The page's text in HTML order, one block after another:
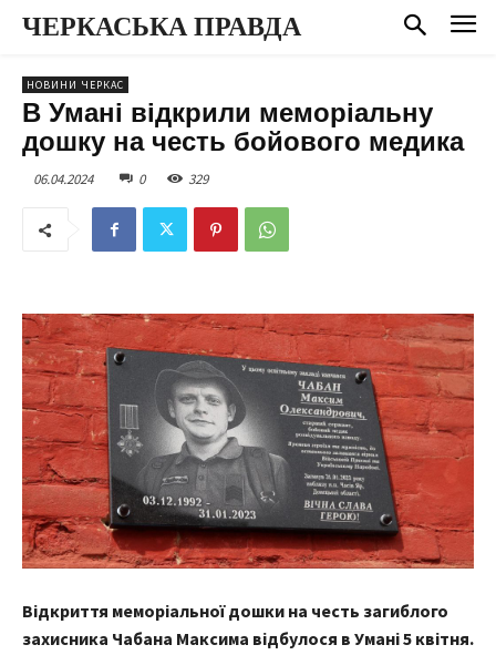
ЧЕРКАСЬКА ПРАВДА
НОВИНИ ЧЕРКАС
В Умані відкрили меморіальну
дошку на честь бойового медика
06.04.2024 0 329
Відкриття меморіальної дошки на честь загиблого
захисника Чабана Максима відбулося в Умані 5 квітня.